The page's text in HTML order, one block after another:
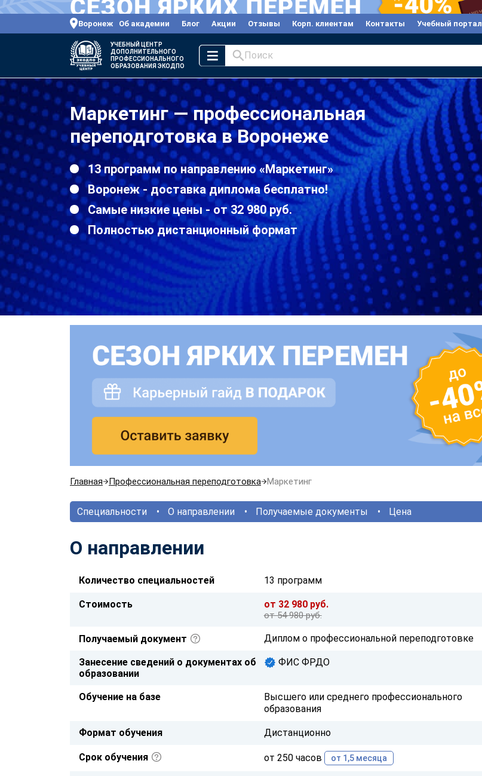
Воронеж Об академии Блог Акции Отзывы Корп. клиентам Контакты Учебный портал
УЧЕБНЫЙ ЦЕНТР
ДОПОЛНИТЕЛЬНОГО
ПРОФЕССИОНАЛЬНОГО
ОБРАЗОВАНИЯ ЭКОДПО
Поиск
Маркетинг — профессиональная
переподготовка в Воронеже
13 программ по направлению «Маркетинг»
Воронеж - доставка диплома бесплатно!
Самые низкие цены - от 32 980 руб.
Полностью дистанционный формат
Главная Профессиональная переподготовка Маркетинг
Специальности О направлении Получаемые документы Цена
О направлении
Количество специальностей 13 программ
Стоимость от 32 980 руб.
от 54 980 руб.
Получаемый документ Диплом о профессиональной переподготовке
Занесение сведений о документах об
образовании
ФИС ФРДО
Обучение на базе
Высшего или среднего профессионального
образования
Формат обучения Дистанционно
Срок обучения от 250 часов от 1,5 месяца